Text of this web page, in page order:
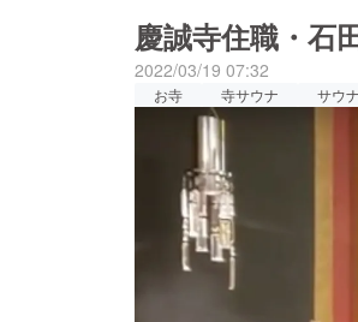
慶誠寺住職・石
2022/03/19 07:32
お寺 寺サウナ サウナ